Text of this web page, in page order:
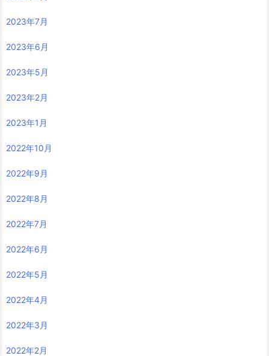
2023年7月
2023年6月
2023年5月
2023年2月
2023年1月
2022年10月
2022年9月
2022年8月
2022年7月
2022年6月
2022年5月
2022年4月
2022年3月
2022年2月